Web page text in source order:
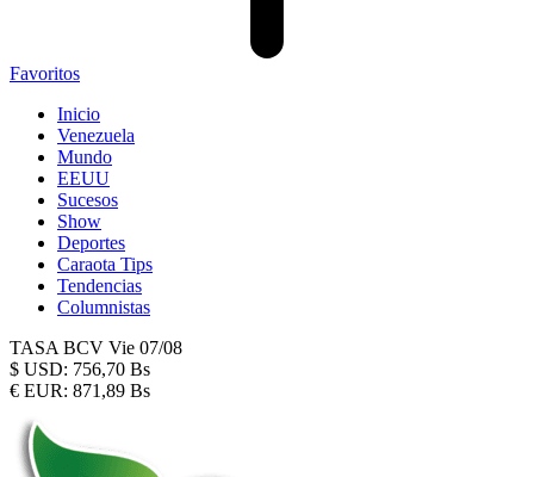
Favoritos
Inicio
Venezuela
Mundo
EEUU
Sucesos
Show
Deportes
Caraota Tips
Tendencias
Columnistas
TASA BCV Vie 07/08
$ USD: 756,70 Bs
€ EUR: 871,89 Bs